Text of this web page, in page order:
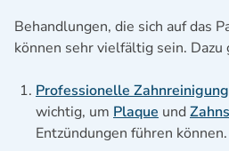
Behandlungen, die sich auf das
können sehr vielfältig sein.
Professionelle Zahnreinigung
wichtig, um Plaque und
Entzündungen führen können.